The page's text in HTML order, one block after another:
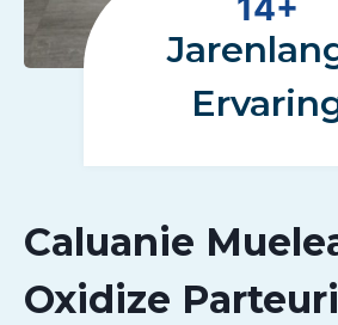
14+
Caluanie
Oxidize